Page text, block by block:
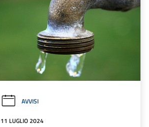
AVVISI
11 LUGLIO 2024